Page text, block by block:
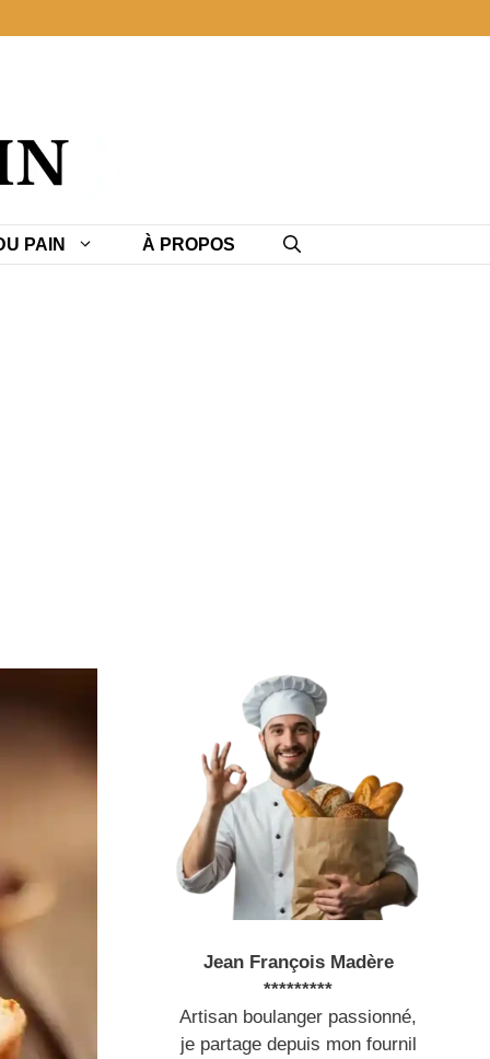
PAIN À PROPOS
Jean François Madère
*********
Artisan boulanger passionné,
je partage depuis mon fournil